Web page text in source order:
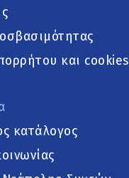
και cookies
κατάλογος